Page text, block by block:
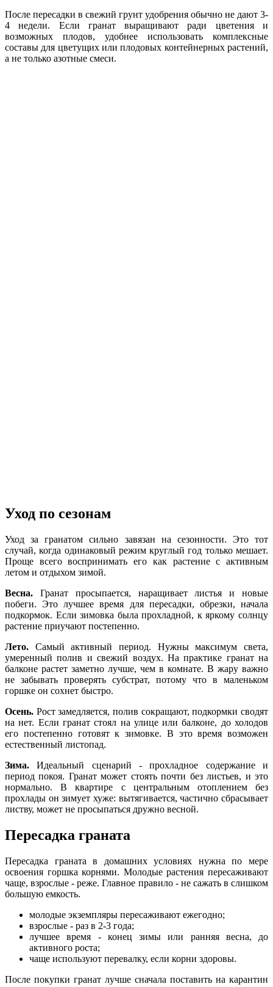
После пересадки в свежий грунт удобрения обычно не дают 3-
4 недели. Если гранат выращивают ради цветения и
возможных плодов, удобнее использовать комплексные
составы для цветущих или плодовых контейнерных растений,
а не только азотные смеси.
Уход по сезонам
Уход за гранатом сильно завязан на сезонности. Это тот
случай, когда одинаковый режим круглый год только мешает.
Проще всего воспринимать его как растение с активным
летом и отдыхом зимой.
Весна. Гранат просыпается, наращивает листья и новые
побеги. Это лучшее время для пересадки, обрезки, начала
подкормок. Если зимовка была прохладной, к яркому солнцу
растение приучают постепенно.
Лето. Самый активный период. Нужны максимум света,
умеренный полив и свежий воздух. На практике гранат на
балконе растет заметно лучше, чем в комнате. В жару важно
не забывать проверять субстрат, потому что в маленьком
горшке он сохнет быстро.
Осень. Рост замедляется, полив сокращают, подкормки сводят
на нет. Если гранат стоял на улице или балконе, до холодов
его постепенно готовят к зимовке. В это время возможен
естественный листопад.
Зима. Идеальный сценарий - прохладное содержание и
период покоя. Гранат может стоять почти без листьев, и это
нормально. В квартире с центральным отоплением без
прохлады он зимует хуже: вытягивается, частично сбрасывает
листву, может не просыпаться дружно весной.
Пересадка граната
Пересадка граната в домашних условиях нужна по мере
освоения горшка корнями. Молодые растения пересаживают
чаще, взрослые - реже. Главное правило - не сажать в слишком
большую емкость.
молодые экземпляры пересаживают ежегодно;
взрослые - раз в 2-3 года;
лучшее время - конец зимы или ранняя весна, до
активного роста;
чаще используют перевалку, если корни здоровы.
После покупки гранат лучше сначала поставить на карантин